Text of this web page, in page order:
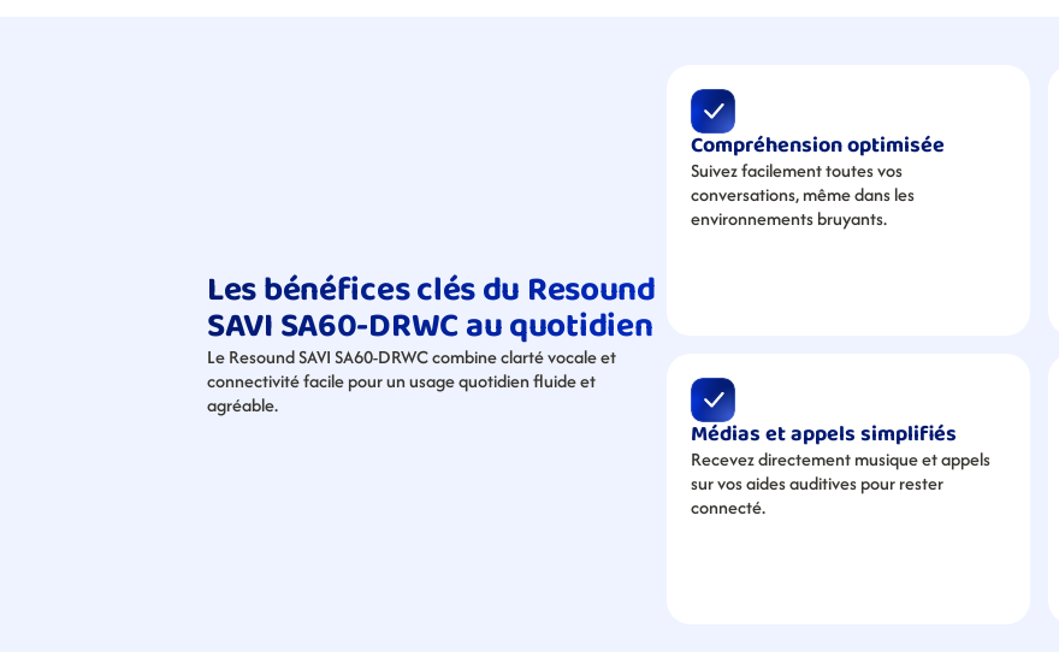
Les bénéfices clés du Resound
SAVI SA60-DRWC au quotidien
Le Resound SAVI SA60-DRWC combine clarté vocale et
connectivité facile pour un usage quotidien fluide et
agréable.
Compréhension optimisée
Suivez facilement toutes vos
conversations, même dans les
environnements bruyants.
Médias et appels simplifiés
Recevez directement musique et appels
sur vos aides auditives pour rester
connecté.